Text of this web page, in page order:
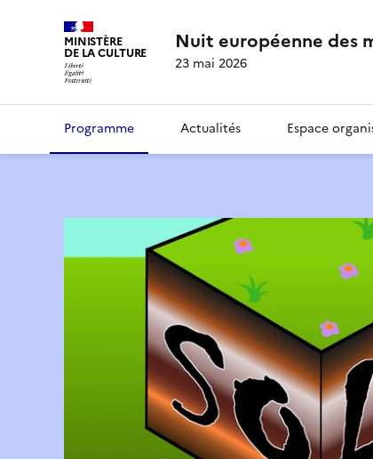
MINISTÈRE
DE LA CULTURE Nuit européenne des
23 mai 2026
Programme Actualités Espace